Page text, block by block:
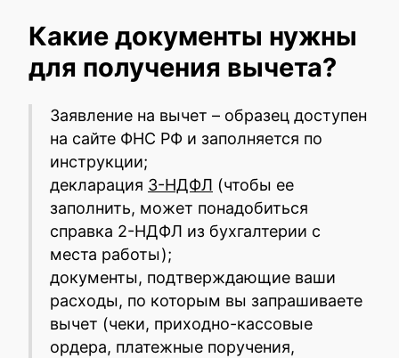
Какие документы нужны
для получения вычета?
Заявление на вычет – образец доступен
на сайте ФНС РФ и заполняется по
инструкции;
декларация 3-НДФЛ (чтобы ее
заполнить, может понадобиться
справка 2-НДФЛ из бухгалтерии с
места работы);
документы, подтверждающие ваши
расходы, по которым вы запрашиваете
вычет (чеки, приходно-кассовые
ордера, платежные поручения,